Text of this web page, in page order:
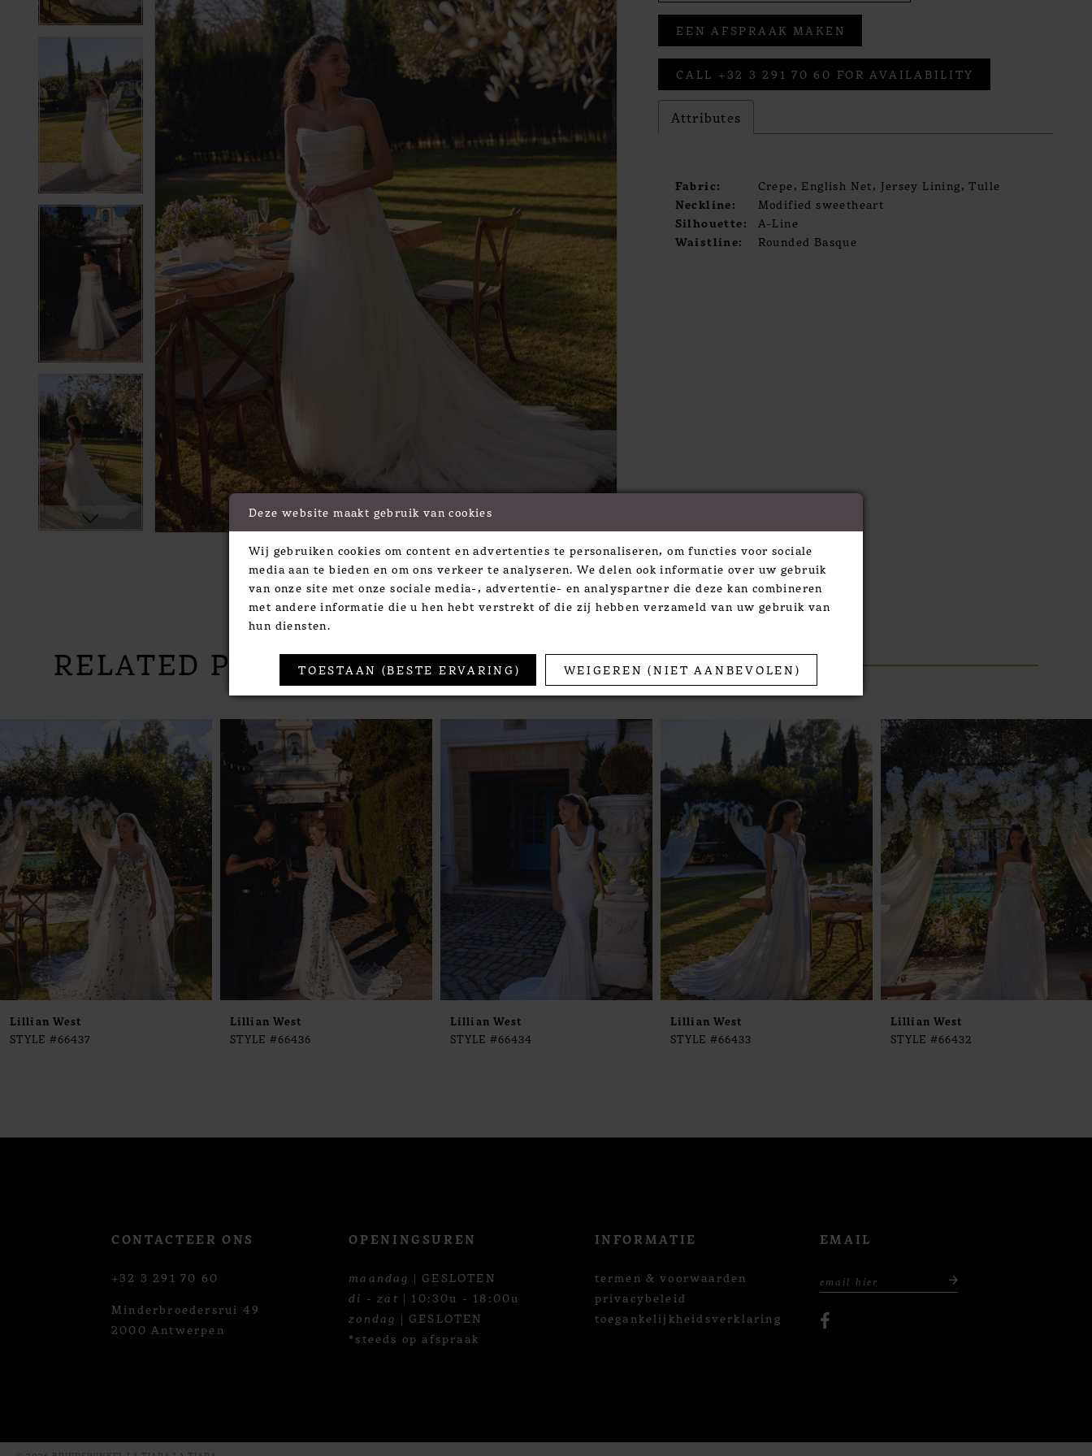
4
6
7
4
Click to zoom
Click to zoom
SHARE:
EEN AFSPRAAK MAKEN
CALL +32 3 291 70 60 FOR AVAILABILITY
Attributes
Fabric:
Crepe, English Net, Jersey Lining, Tulle
Neckline:
Modified sweetheart
Silhouette:
A-Line
Waistline:
Rounded Basque
RELATED PRODUCTS
Products
Carousel
to
end
1
3
4
5
6
7
8
9
10
13
Lillian West
STYLE #66437
Lillian West
STYLE #66436
Lillian West
STYLE #66434
Lillian West
STYLE #66433
Lillian West
STYLE #66432
CONTACTEER ONS
+32 3 291 70 60
Minderbroedersrui 49
2000 Antwerpen
OPENINGSUREN
maandag | GESLOTEN
di - zat | 10:30u - 18:00u
zondag | GESLOTEN
*steeds op afspraak
INFORMATIE
termen & voorwaarden
privacybeleid
toegankelijkheidsverklaring
EMAIL
Deze website maakt gebruik van cookies
Wij gebruiken cookies om content en advertenties te personaliseren, om functies voor sociale
media aan te bieden en om ons verkeer te analyseren. We delen ook informatie over uw gebruik
van onze site met onze sociale media-, advertentie- en analyspartner die deze kan combineren
met andere informatie die u hen hebt verstrekt of die zij hebben verzameld van uw gebruik van
hun diensten.
TOESTAAN (BESTE ERVARING) WEIGEREN (NIET AANBEVOLEN)